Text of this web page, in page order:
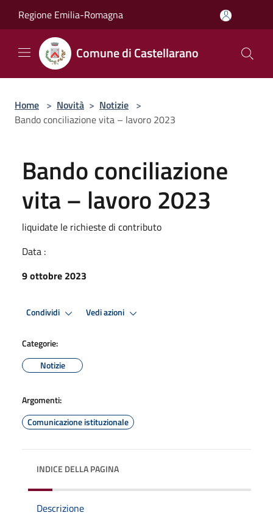
Regione Emilia-Romagna
Comune di Castellarano
Home > Novità > Notizie >
Bando conciliazione vita – lavoro 2023
Bando conciliazione
vita – lavoro 2023
liquidate le richieste di contributo
Data :
9 ottobre 2023
Condividi Vedi azioni
Categorie:
Notizie
Argomenti:
Comunicazione istituzionale
INDICE DELLA PAGINA
Descrizione